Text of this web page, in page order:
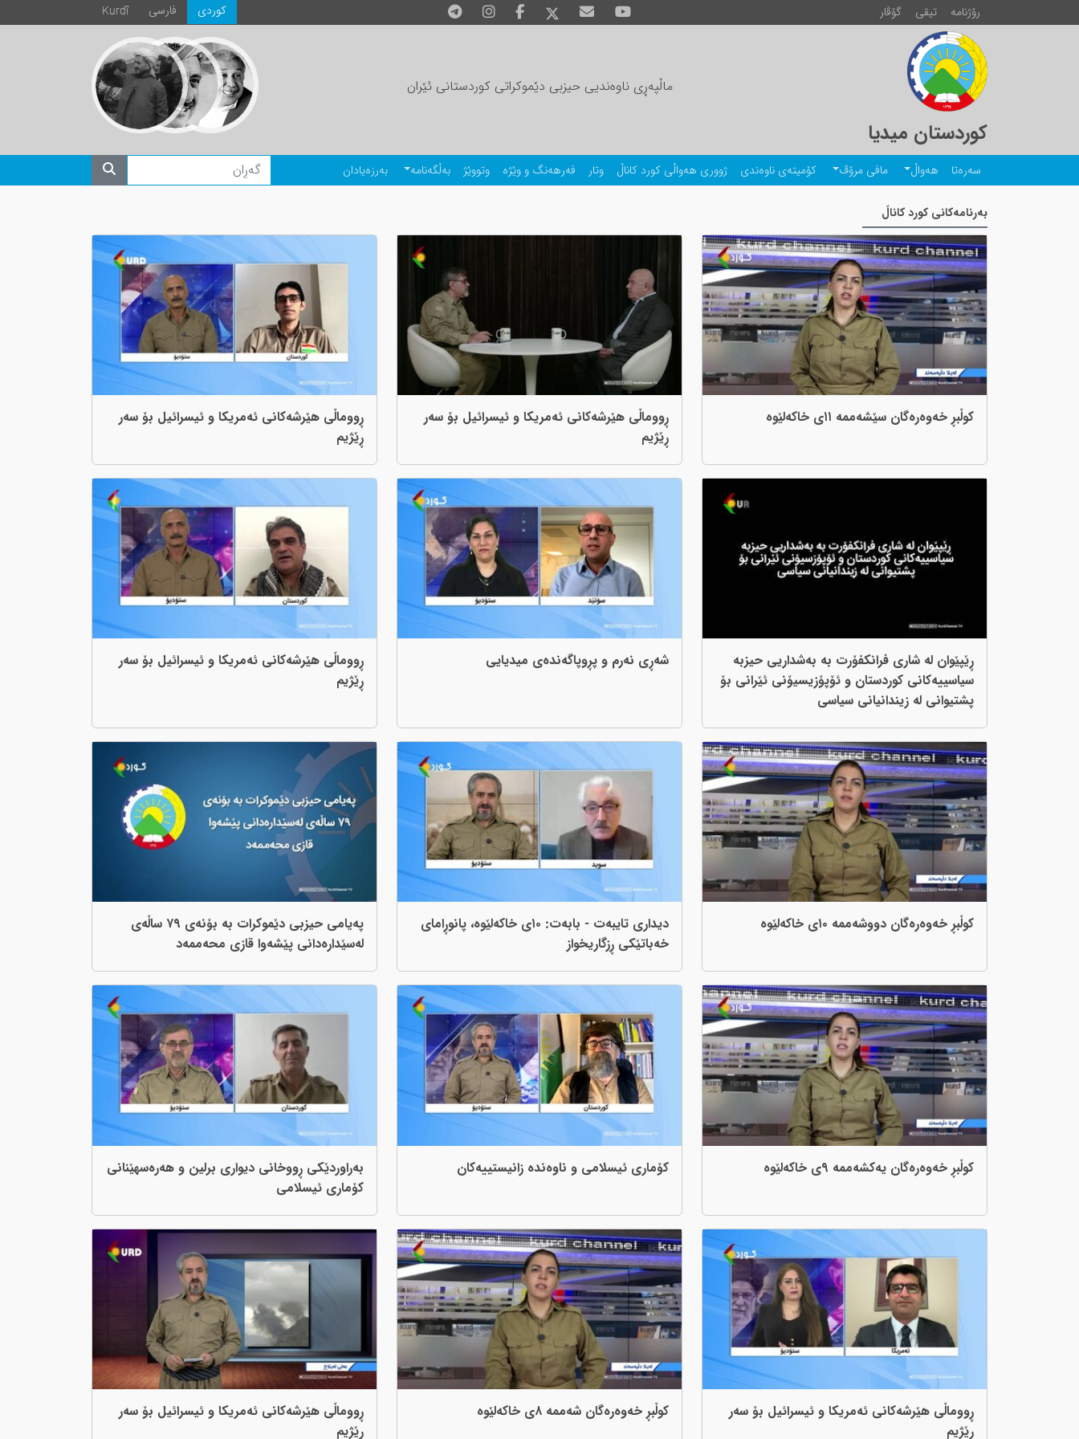
رۆژنامە تیڤی گۆڤار Kurdî فارسی كوردی
کوردستان میدیا
ماڵپەڕی ناوەندیی حیزبی دێموکراتی کوردستانی ئێران
سەرەتا هەواڵ مافی مرۆڤ کۆمیتەی ناوەندی ژووری هەواڵی کورد کاناڵ وتار فەرهەنگ و وێژە وتووێژ بەڵگەنامە بەرزەیادان
بەرنامەکانی کورد کاناڵ
کوڵبڕ خەوەرەگان سێشەممە ١١ی خاکەلێوە
ڕووماڵی هێرشەکانی ئەمریکا و ئیسرائیل بۆ سەر
ڕێژیم
ڕووماڵی هێرشەکانی ئەمریکا و ئیسرائیل بۆ سەر
ڕێژیم
ڕێپێوان لە شاری فرانکفۆرت بە بەشداریی حیزبە
سیاسییەکانی کوردستان و ئۆپۆزیسیۆنی ئێرانی بۆ
پشتیوانی لە زیندانیانی سیاسی
شەڕی نەرم و پڕوپاگەندەی میدیایی
ڕووماڵی هێرشەکانی ئەمریکا و ئیسرائیل بۆ سەر
ڕێژیم
کوڵبڕ خەوەرەگان دووشەممە ١٠ی خاکەلێوە
دیداری تایبەت - بابەت: ١٠ی خاكەلێوە، پانوڕامای
خەباتێکی ڕزگاریخواز
پەیامی حیزبی دێموکرات بە بۆنەی ٧٩ ساڵەی
لەسێدارەدانی پێشەوا قازی محەممەد
کوڵبڕ خەوەرەگان یەکشەممە ٩ی خاکەلێوە کۆماری ئیسلامی و ناوەندە زانیستییەکان
بەراوردێکی ڕووخانی دیواری برلین و هەرەسهێنانی
کۆماری ئیسلامی
ڕووماڵی هێرشەکانی ئەمریکا و ئیسرائیل بۆ سەر
ڕێژیم
کوڵبڕ خەوەرەگان شەممە ٨ی خاکەلێوە
ڕووماڵی هێرشەکانی ئەمریکا و ئیسرائیل بۆ سەر
ڕێژیم